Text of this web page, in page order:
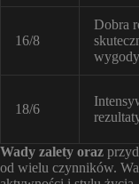
16/8
Dobra
wygody
18/6
Wady zalety oraz
od wielu czynników.